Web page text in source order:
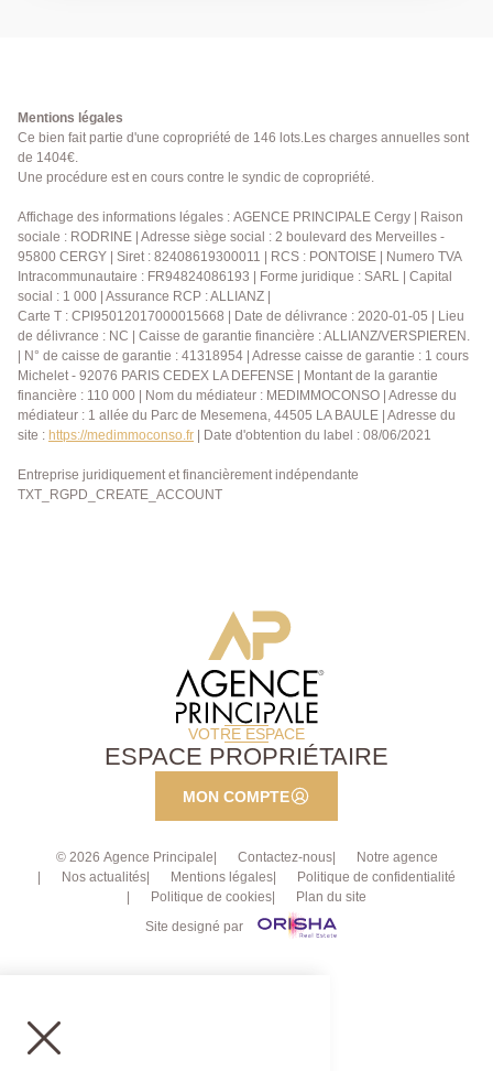
Mentions légales
Ce bien fait partie d'une copropriété de 146 lots.Les charges annuelles sont
de 1404€.
Une procédure est en cours contre le syndic de copropriété.
Affichage des informations légales : AGENCE PRINCIPALE Cergy | Raison
sociale : RODRINE | Adresse siège social : 2 boulevard des Merveilles -
95800 CERGY | Siret : 82408619300011 | RCS : PONTOISE | Numero TVA
Intracommunautaire : FR94824086193 | Forme juridique : SARL | Capital
social : 1 000 | Assurance RCP : ALLIANZ |
Carte T : CPI95012017000015668 | Date de délivrance : 2020-01-05 | Lieu
de délivrance : NC | Caisse de garantie financière : ALLIANZ/VERSPIEREN.
| N° de caisse de garantie : 41318954 | Adresse caisse de garantie : 1 cours
Michelet - 92076 PARIS CEDEX LA DEFENSE | Montant de la garantie
financière : 110 000 | Nom du médiateur : MEDIMMOCONSO | Adresse du
médiateur : 1 allée du Parc de Mesemena, 44505 LA BAULE | Adresse du
site : https://medimmoconso.fr | Date d'obtention du label : 08/06/2021
Entreprise juridiquement et financièrement indépendante
TXT_RGPD_CREATE_ACCOUNT
VOTRE ESPACE
ESPACE PROPRIÉTAIRE
MON COMPTE
© 2026 Agence Principale Contactez-nous
Notre agence
Nos actualités
Mentions légales
Politique de confidentialité
Politique de cookies
Plan du site
Site designé par